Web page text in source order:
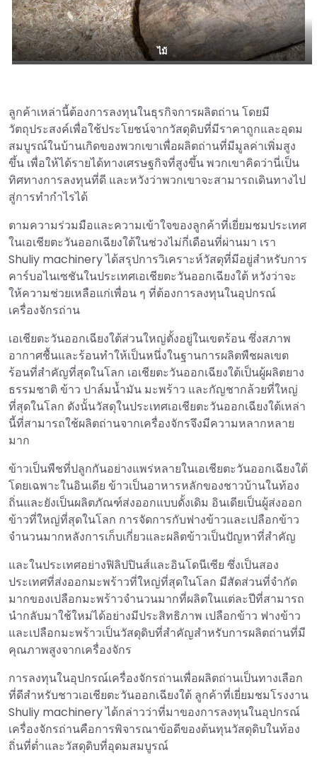
ไม้
ลูกค้าเหล่านี้ต้องการลงทุนในธุรกิจการผลิตถ่าน โดยมี
วัตถุประสงค์เพื่อใช้ประโยชน์จากวัสดุดิบที่มีราคาถูกและอุดม
สมบูรณ์ในบ้านเกิดของพวกเขาเพื่อผลิตถ่านที่มีมูลค่าเพิ่มสูง
ขึ้น เพื่อให้ได้รายได้ทางเศรษฐกิจที่สูงขึ้น พวกเขาคิดว่านี่เป็น
ทิศทางการลงทุนที่ดี และหวังว่าพวกเขาจะสามารถเดินทางไป
สู่การทำกำไรได้
ตามความร่วมมือและความเข้าใจของลูกค้าที่เยี่ยมชมประเทศ
ในเอเชียตะวันออกเฉียงใต้ในช่วงไม่กี่เดือนที่ผ่านมา เรา
Shuliy machinery ได้สรุปการวิเคราะห์วัสดุที่มีอยู่สำหรับการ
คาร์บอไนเซชันในประเทศเอเชียตะวันออกเฉียงใต้ หวังว่าจะ
ให้ความช่วยเหลือแก่เพื่อน ๆ ที่ต้องการลงทุนในอุปกรณ์
เครื่องจักรถ่าน
เอเชียตะวันออกเฉียงใต้ส่วนใหญ่ตั้งอยู่ในเขตร้อน ซึ่งสภาพ
อากาศชื้นและร้อนทำให้เป็นหนึ่งในฐานการผลิตพืชผลเขต
ร้อนที่สำคัญที่สุดในโลก เอเชียตะวันออกเฉียงใต้เป็นผู้ผลิตยาง
ธรรมชาติ ข้าว ปาล์มน้ำมัน มะพร้าว และกัญชากล้วยที่ใหญ่
ที่สุดในโลก ดังนั้นวัสดุในประเทศเอเชียตะวันออกเฉียงใต้เหล่า
นี้ที่สามารถใช้ผลิตถ่านจากเครื่องจักรจึงมีความหลากหลาย
มาก
ข้าวเป็นพืชที่ปลูกกันอย่างแพร่หลายในเอเชียตะวันออกเฉียงใต้
โดยเฉพาะในอินเดีย ข้าวเป็นอาหารหลักของชาวบ้านในท้อง
ถิ่นและยังเป็นผลิตภัณฑ์ส่งออกแบบดั้งเดิม อินเดียเป็นผู้ส่งออก
ข้าวที่ใหญ่ที่สุดในโลก การจัดการกับฟางข้าวและเปลือกข้าว
จำนวนมากหลังการเก็บเกี่ยวและผลิตข้าวเป็นปัญหาที่สำคัญ
และในประเทศอย่างฟิลิปปินส์และอินโดนีเซีย ซึ่งเป็นสอง
ประเทศที่ส่งออกมะพร้าวที่ใหญ่ที่สุดในโลก มีสัดส่วนที่จำกัด
มากของเปลือกมะพร้าวจำนวนมากที่ผลิตในแต่ละปีที่สามารถ
นำกลับมาใช้ใหม่ได้อย่างมีประสิทธิภาพ เปลือกข้าว ฟางข้าว
และเปลือกมะพร้าวเป็นวัสดุดิบที่สำคัญสำหรับการผลิตถ่านที่มี
คุณภาพสูงจากเครื่องจักร
การลงทุนในอุปกรณ์เครื่องจักรถ่านเพื่อผลิตถ่านเป็นทางเลือก
ที่ดีสำหรับชาวเอเชียตะวันออกเฉียงใต้ ลูกค้าที่เยี่ยมชมโรงงาน
Shuliy machinery ได้กล่าวว่าที่มาของการลงทุนในอุปกรณ์
เครื่องจักรถ่านคือการพิจารณาข้อดีของต้นทุนวัสดุดิบในท้อง
ถิ่นที่ต่ำและวัสดุดิบที่อุดมสมบูรณ์